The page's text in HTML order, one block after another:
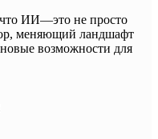
ИИ—это не просто
меняющий ландшафт
возможности для